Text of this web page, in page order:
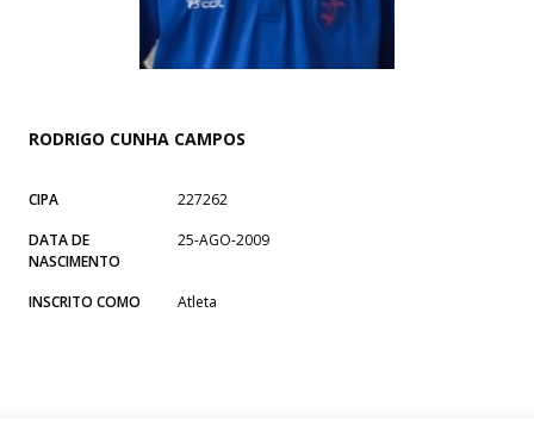
RODRIGO CUNHA CAMPOS
CIPA
227262
DATA DE
NASCIMENTO
25-AGO-2009
INSCRITO COMO Atleta